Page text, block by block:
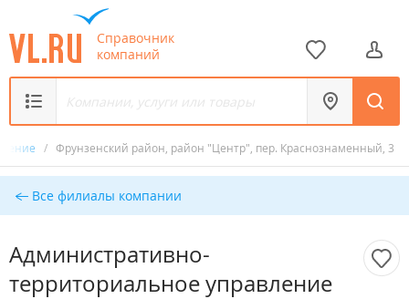
Справочник
компаний
/ Фрунзенский район, район "Центр", пер. Краснознаменный, 3
Все филиалы компании
Административно-
территориальное управление